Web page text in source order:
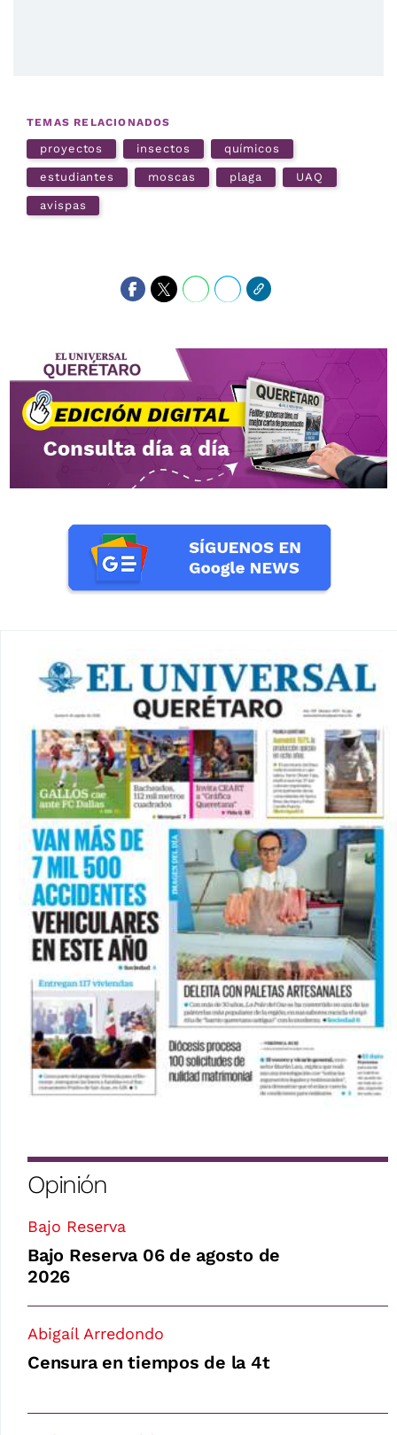
TEMAS RELACIONADOS
proyectos insectos químicos
estudiantes moscas plaga UAQ
avispas
Opinión
Bajo Reserva
Bajo Reserva 06 de agosto de
2026
Abigaíl Arredondo
Censura en tiempos de la 4t